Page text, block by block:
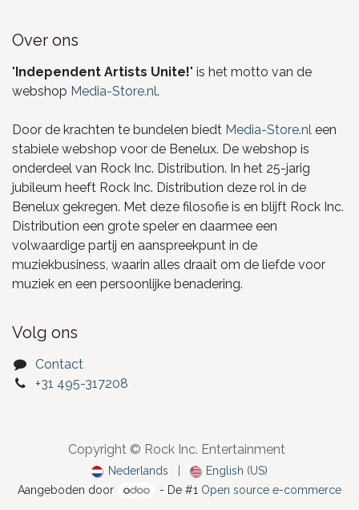
Over ons
"Independent Artists Unite!" is het motto van de
webshop Media-Store.nl.
Door de krachten te bundelen biedt Media-Store.nl een
stabiele webshop voor de Benelux. De webshop is
onderdeel van Rock Inc. Distribution. In het 25-jarig
jubileum heeft Rock Inc. Distribution deze rol in de
Benelux gekregen. Met deze filosofie is en blijft Rock Inc.
Distribution een grote speler en daarmee een
volwaardige partij en aanspreekpunt in de
muziekbusiness, waarin alles draait om de liefde voor
muziek en een persoonlijke benadering.
Volg ons
Contact
+31 495-317208
Copyright © Rock Inc. Entertainment
Nederlands
English (US)
Aangeboden door
- De #1 Open source e-commerce